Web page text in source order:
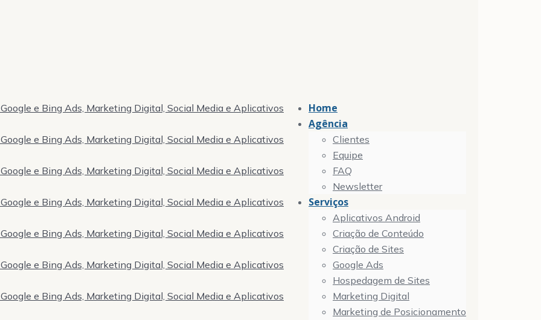
Home
Agência
Clientes
Equipe
FAQ
Newsletter
Serviços
Aplicativos Android
Criação de Conteúdo
Criação de Sites
Google Ads
Hospedagem de Sites
Marketing Digital
Marketing de Posicionamento
e Bing Ads, Marketing Digital, Social Media e Aplicativos
e Bing Ads, Marketing Digital, Social Media e Aplicativos
e Bing Ads, Marketing Digital, Social Media e Aplicativos
e Bing Ads, Marketing Digital, Social Media e Aplicativos
e Bing Ads, Marketing Digital, Social Media e Aplicativos
e Bing Ads, Marketing Digital, Social Media e Aplicativos
e Bing Ads, Marketing Digital, Social Media e Aplicativos